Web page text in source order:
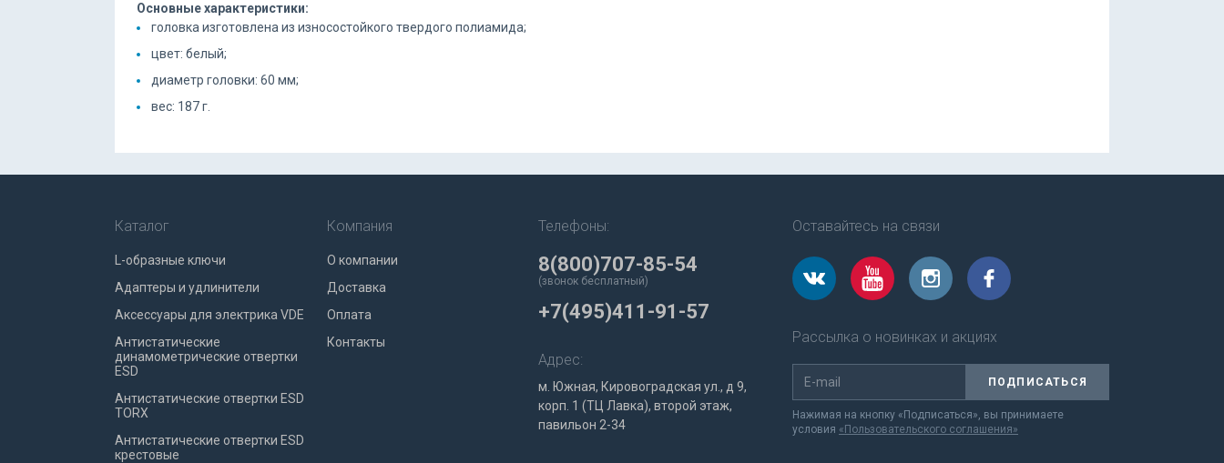
Основные характеристики:
головка изготовлена из износостойкого твердого полиамида;
цвет: белый;
диаметр головки: 60 мм;
вес: 187 г.
Каталог
L-образные ключи
Адаптеры и удлинители
Аксессуары для электрика VDE
Антистатические
динамометрические отвертки
ESD
Антистатические отвертки ESD
TORX
Антистатические отвертки ESD
крестовые
Компания
О компании
Доставка
Оплата
Контакты
Телефоны:
8(800)707-85-54
(звонок бесплатный)
+7(495)411-91-57
Адрес:
м. Южная, Кировоградская ул., д 9,
корп. 1 (ТЦ Лавка), второй этаж,
павильон 2-34
Оставайтесь на связи
Рассылка о новинках и акциях
ПОДПИСАТЬСЯ
Нажимая на кнопку «Подписаться», вы принимаете
условия «Пользовательского соглашения»